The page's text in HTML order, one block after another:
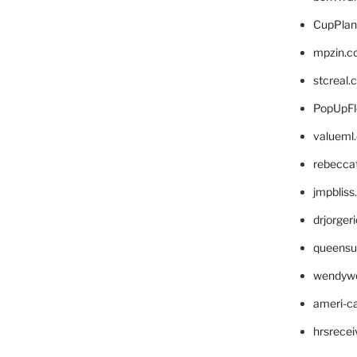
ameri-